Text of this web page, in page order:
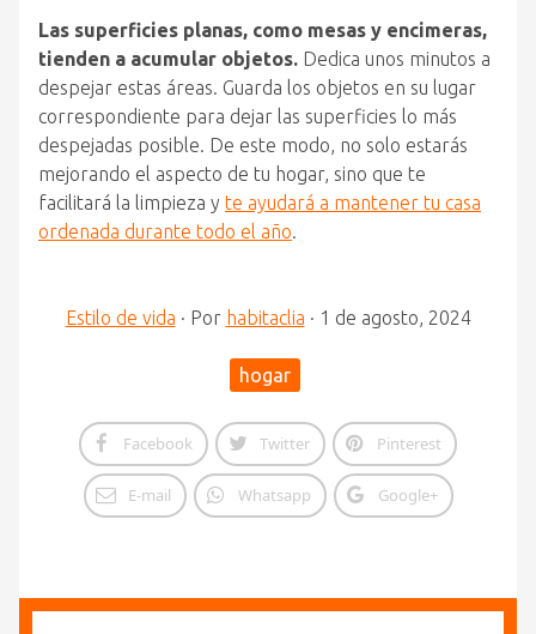
Las superficies planas, como mesas y encimeras,
tienden a acumular objetos. Dedica unos minutos a
despejar estas áreas. Guarda los objetos en su lugar
correspondiente para dejar las superficies lo más
despejadas posible. De este modo, no solo estarás
mejorando el aspecto de tu hogar, sino que te
facilitará la limpieza y te ayudará a mantener tu casa
ordenada durante todo el año.
Estilo de vida · Por habitaclia · 1 de agosto, 2024
hogar
Facebook Twitter Pinterest
E-mail Whatsapp Google+